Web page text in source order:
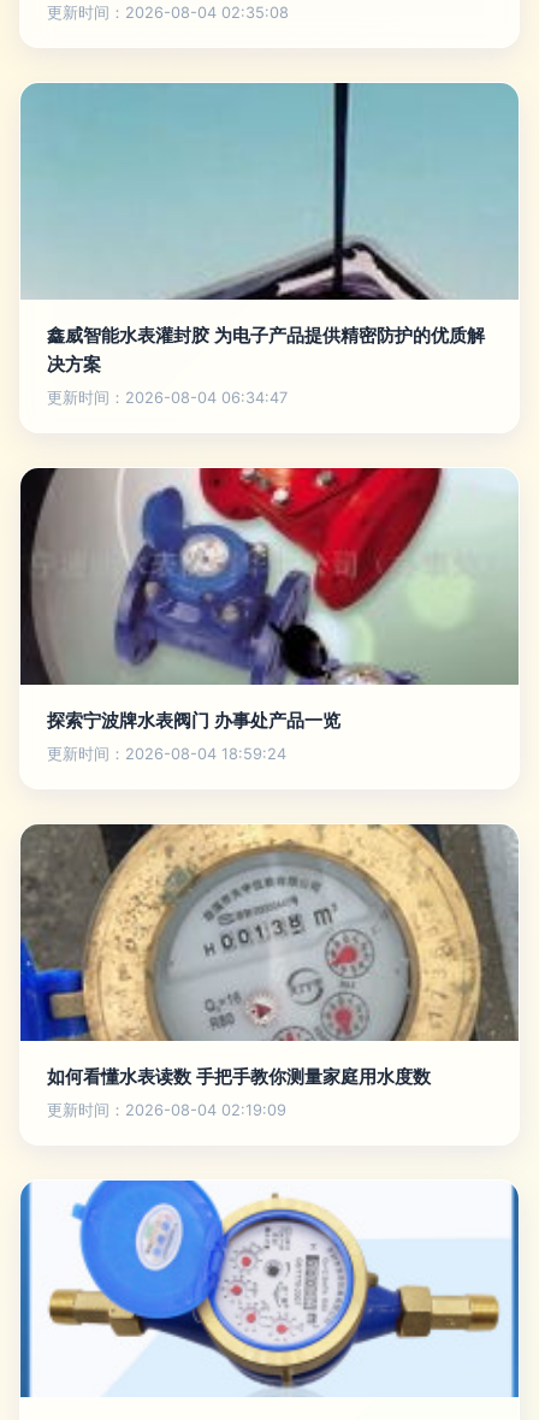
更新时间：2026-08-04 02:35:08
鑫威智能水表灌封胶 为电子产品提供精密防护的优质解
决方案
更新时间：2026-08-04 06:34:47
探索宁波牌水表阀门 办事处产品一览
更新时间：2026-08-04 18:59:24
如何看懂水表读数 手把手教你测量家庭用水度数
更新时间：2026-08-04 02:19:09